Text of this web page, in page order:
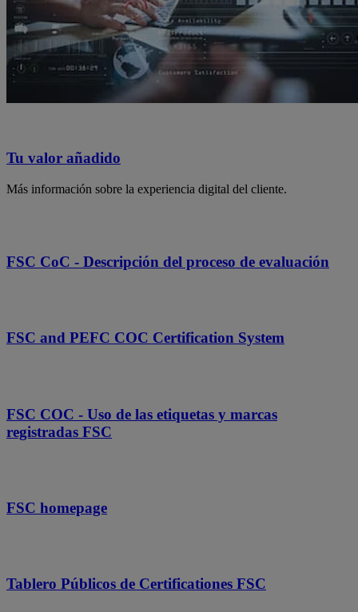
Tu valor añadido
Más información sobre la experiencia digital del cliente.
FSC CoC - Descripción del proceso de evaluación
FSC and PEFC COC Certification System
FSC COC - Uso de las etiquetas y marcas
registradas FSC
FSC homepage
Tablero Públicos de Certificationes FSC